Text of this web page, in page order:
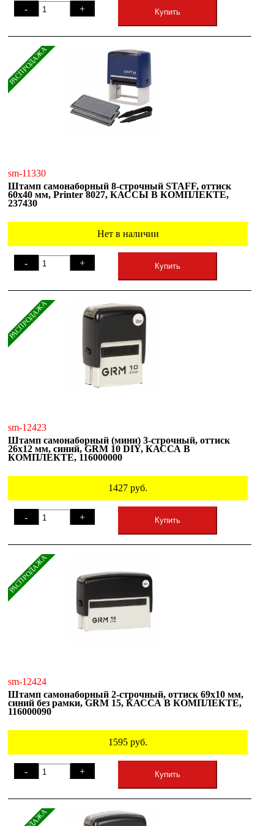
- + Купить
РАСПРОДАЖА
sm-11330
Штамп самонаборный 8-строчный STAFF, оттиск
60х40 мм, Printer 8027, КАССЫ В КОМПЛЕКТЕ,
237430
Нет в наличии
- + Купить
РАСПРОДАЖА
sm-12423
Штамп самонаборный (мини) 3-строчный, оттиск
26х12 мм, синий, GRM 10 DIY, КАССА В
КОМПЛЕКТЕ, 116000000
1427 руб.
- + Купить
РАСПРОДАЖА
sm-12424
Штамп самонаборный 2-строчный, оттиск 69х10 мм,
синий без рамки, GRM 15, КАССА В КОМПЛЕКТЕ,
116000090
1595 руб.
- + Купить